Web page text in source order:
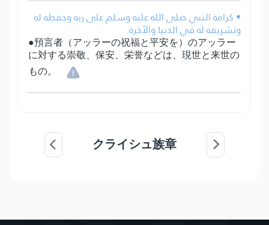
• كرامة النبي صلى الله عليه وسلم على ربه وحفظه له
وتشريفه له في الدنيا والآخرة.
●預言者（アッラーの祝福と平安を）のアッラー
に対する崇敬、保安、栄誉などは、現世と来世の
もの。
クライシュ族章